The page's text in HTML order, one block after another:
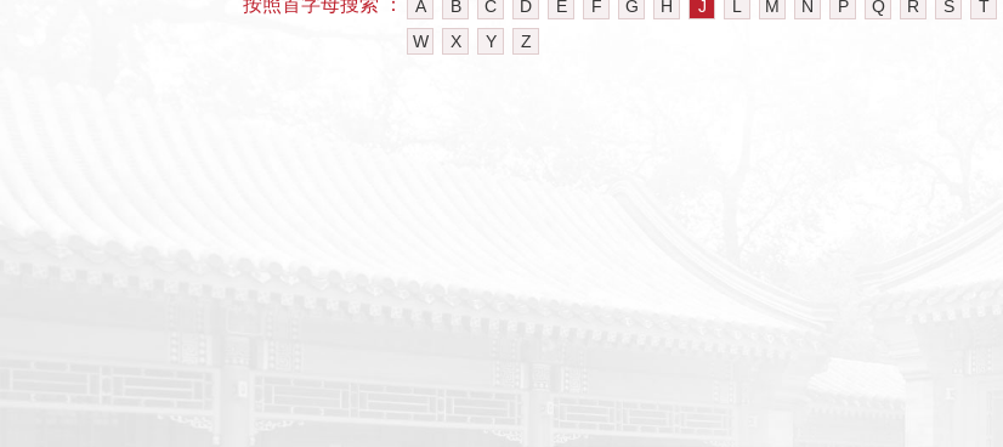
按照首字母搜索 ： A B C D E F G H J L M N P Q R S
T
W
X Y Z